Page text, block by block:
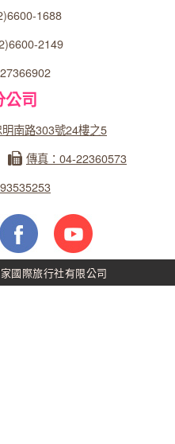
1688
2149
公司
南路303號24樓之5
傳真：04-22360573
國際旅行社有限公司